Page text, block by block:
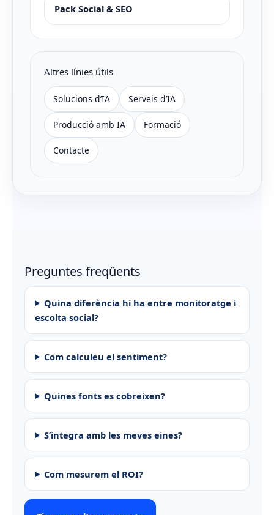
Pack Social & SEO
Altres línies útils
Solucions d’IA Serveis d’IA
Producció amb IA Formació
Contacte
Preguntes freqüents
Quina diferència hi ha entre monitoratge i
escolta social?
Com calculeu el sentiment?
Quines fonts es cobreixen?
S’integra amb les meves eines?
Com mesurem el ROI?